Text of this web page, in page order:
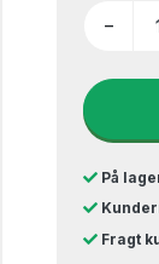
−
På
Fragt